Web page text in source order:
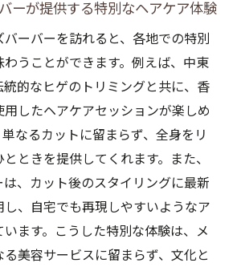
験を通じて感じるその国のライ
を通じて知る現地文化の新たな
バーでの体験から学ぶ文化の違
バーが見せる意外なスタイルの
ズバーバーで得る文化的インサ
ーが提供する特別なヘアケア体験
ーバーを訪れると、各地での特別
うことができます。例えば、中東
的なヒゲのトリミングと共に、香
用したヘアケアセッションが楽しめ
なるカットに留まらず、全身をリ
ときを提供してくれます。また、
、カット後のスタイリングに最新
、自宅でも再現しやすいようなア
います。こうした特別な体験は、メ
美容サービスに留まらず、文化と